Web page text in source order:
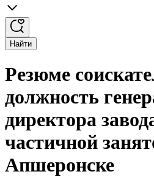
Найти
Резюме
должность
директора
частичной
Апшеронске